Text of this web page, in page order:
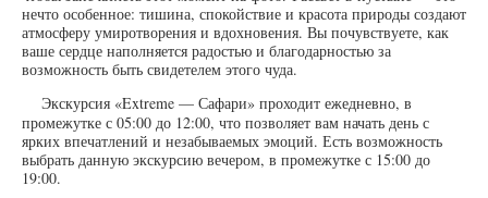
нечто особенное: тишина, спокойствие и красота природы создают
атмосферу умиротворения и вдохновения. Вы почувствуете, как
ваше сердце наполняется радостью и благодарностью за
возможность быть свидетелем этого чуда.
Экскурсия «Extreme — Сафари» проходит ежедневно, в
промежутке с 05:00 до 12:00, что позволяет вам начать день с
ярких впечатлений и незабываемых эмоций. Есть возможность
выбрать данную экскурсию вечером, в промежутке с 15:00 до
19:00.